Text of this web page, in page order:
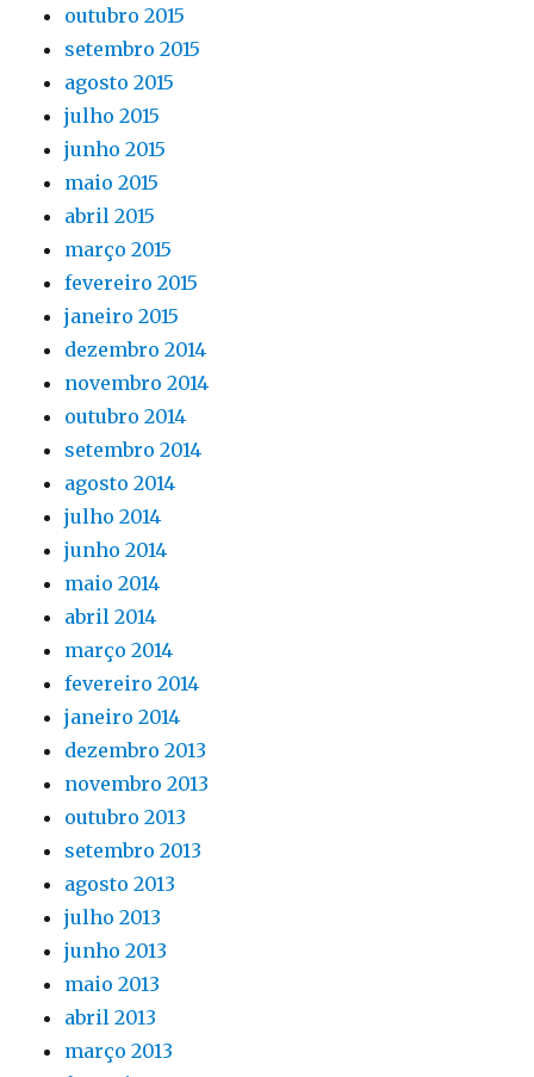
outubro 2015
setembro 2015
agosto 2015
julho 2015
junho 2015
maio 2015
abril 2015
março 2015
fevereiro 2015
janeiro 2015
dezembro 2014
novembro 2014
outubro 2014
setembro 2014
agosto 2014
julho 2014
junho 2014
maio 2014
abril 2014
março 2014
fevereiro 2014
janeiro 2014
dezembro 2013
novembro 2013
outubro 2013
setembro 2013
agosto 2013
julho 2013
junho 2013
maio 2013
abril 2013
março 2013